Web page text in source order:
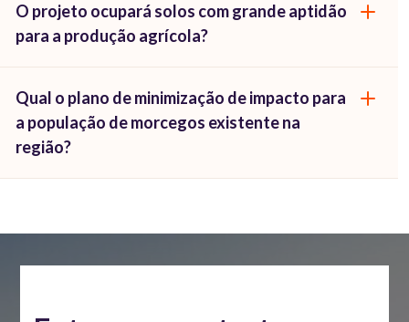
O projeto ocupará solos com grande aptidão
para a produção agrícola?
Qual o plano de minimização de impacto para
a população de morcegos existente na
região?